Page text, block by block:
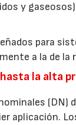
y
para
a la de la
la alta
aplicación.